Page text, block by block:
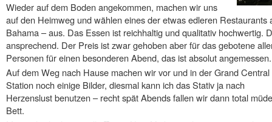
Wieder auf dem Boden angekommen, machen wir uns
auf den Heimweg und wählen eines der etwas edleren Restaurants
Bahama – aus. Das Essen ist reichhaltig und qualitativ hochwertig.
ansprechend. Der Preis ist zwar gehoben aber für das gebotene
Personen für einen besonderen Abend, das ist absolut angemessen.
Auf dem Weg nach Hause machen wir vor und in der Grand Central
Station noch einige Bilder, diesmal kann ich das Stativ ja nach
Herzenslust benutzen – recht spät Abends fallen wir dann total
Bett.